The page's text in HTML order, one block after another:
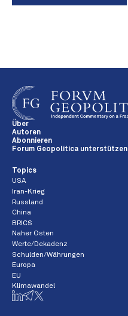
Über
Autoren
Abonnieren
Forum Geopolitica unterstützen
Topics
USA
Iran-Krieg
Russland
China
BRICS
Naher Osten
Werte/Dekadenz
Schulden/Währungen
Europa
EU
Klimawandel